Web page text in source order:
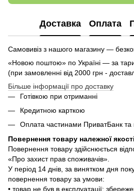
Доставка Оплата
Самовивіз з нашого магазину —
«Новою поштою» по Україні — за
(при замовленні від 2000 грн -
Більше інформації про доставку
Готівкою при отриманні
Кредитною карткою
Оплата частинами ПриватБанк
Повернення товару належної
Повернення товару здійснюється
«Про захист прав споживачів».
У період 14 днів, за винятком дня
повернення товару за умови:
• товар не був в експлуатації;